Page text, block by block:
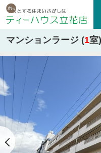
マンションラージ (1室)